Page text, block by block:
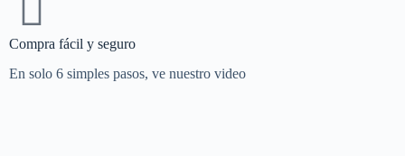
Compra fácil y seguro
En solo 6 simples pasos, ve nuestro video